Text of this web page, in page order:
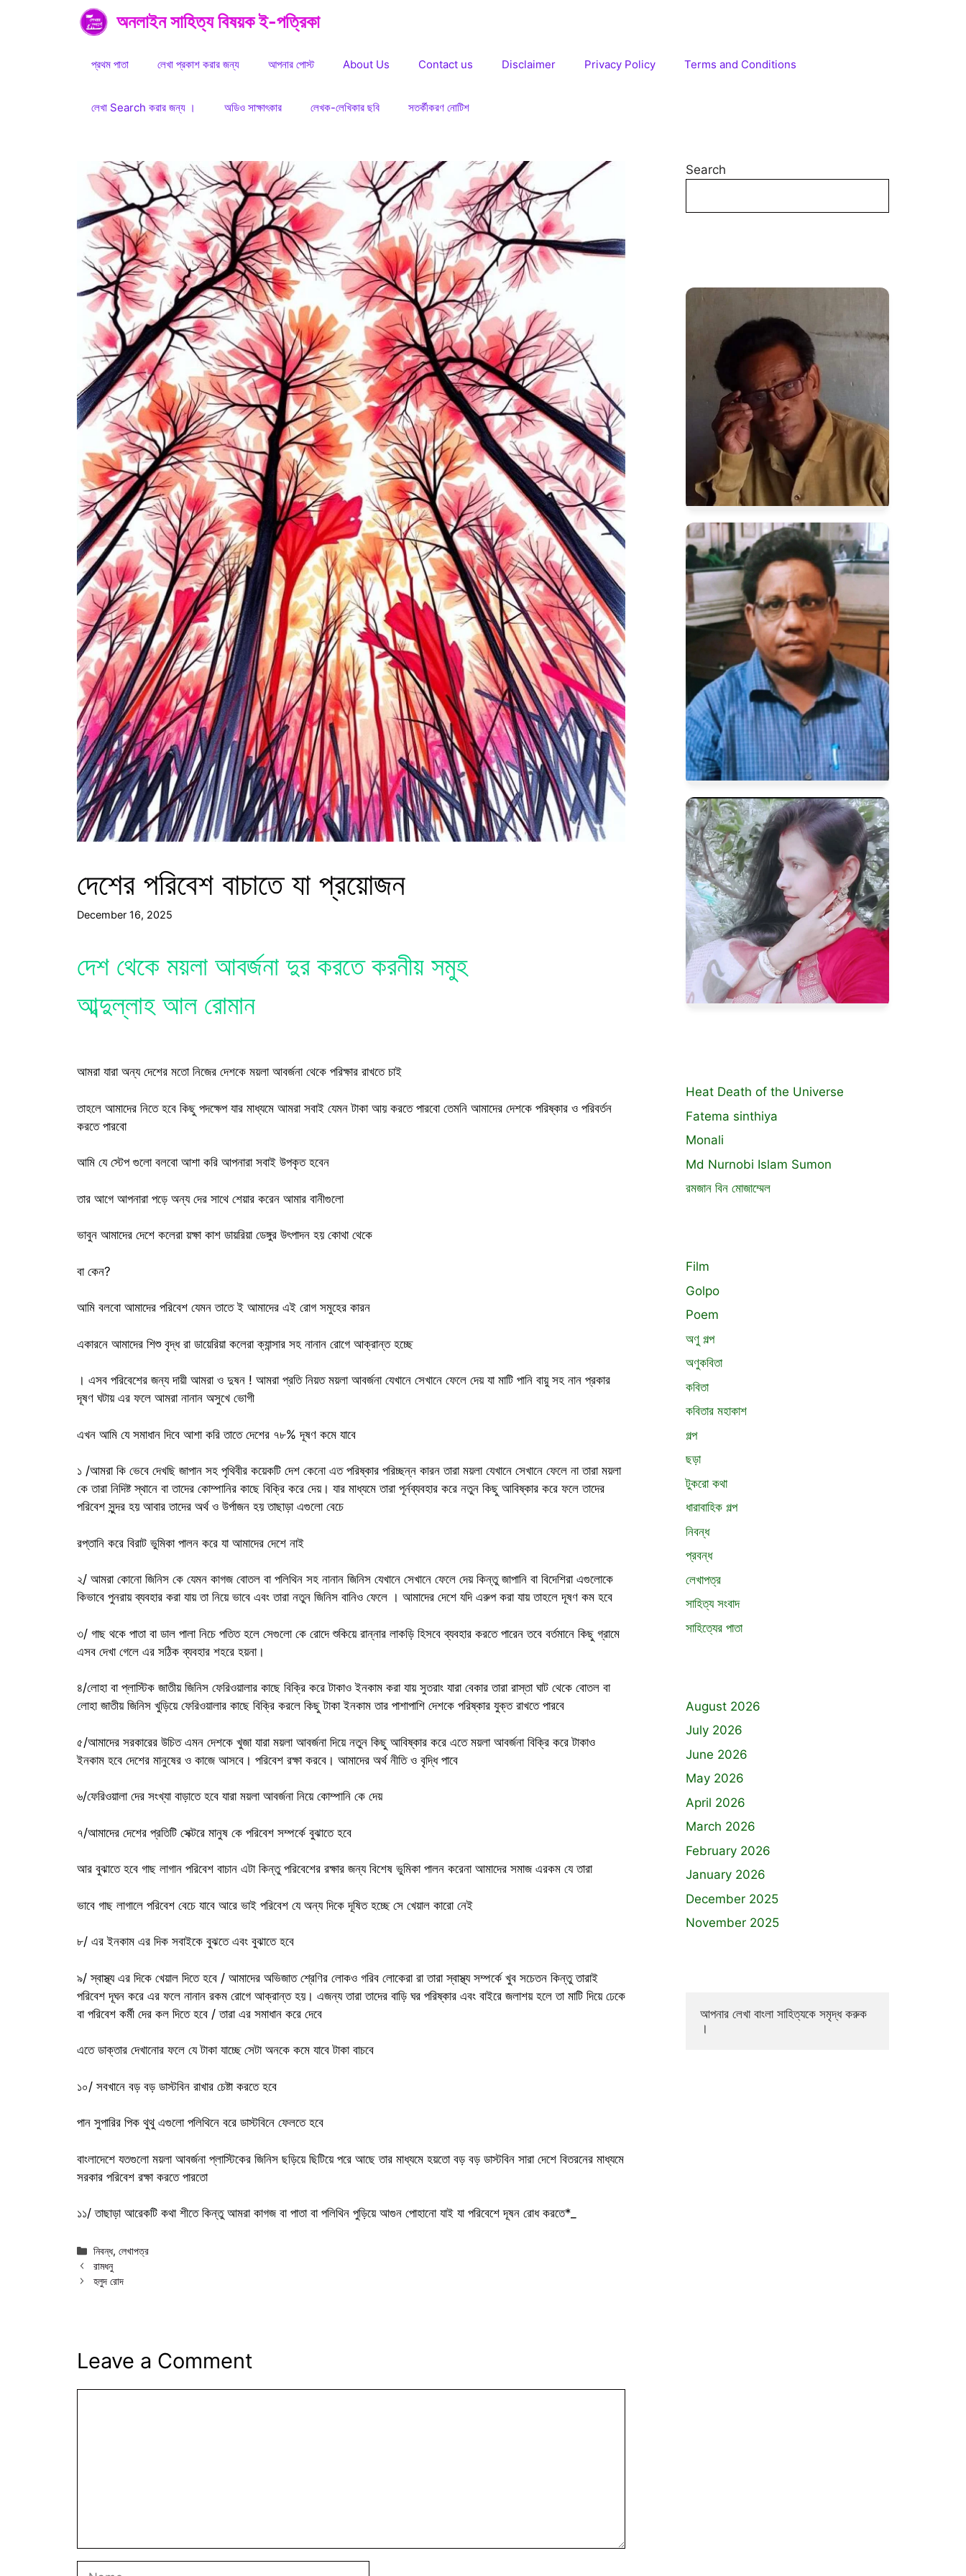
অনলাইন সাহিত্য বিষয়ক ই-পত্রিকা
প্রথম পাতা লেখা প্রকাশ করার জন্য আপনার পোস্ট About Us Contact us Disclaimer Privacy Policy Terms and Conditions
লেখা Search করার জন্য । অডিও সাক্ষাৎকার লেখক-লেখিকার ছবি সতর্কীকরণ নোটিশ
দেশের পরিবেশ বাচাতে যা প্রয়োজন
December 16, 2025
দেশ থেকে ময়লা আবর্জনা দুর করতে করনীয় সমুহ
আব্দুল্লাহ আল রোমান
আমরা যারা অন্য দেশের মতো নিজের দেশকে ময়লা আবর্জনা থেকে পরিক্ষার রাখতে চাই
তাহলে আমাদের নিতে হবে কিছু পদক্ষেপ যার মাধ্যমে আমরা সবাই যেমন টাকা আয় করতে পারবো তেমনি আমাদের দেশকে পরিষ্কার ও পরিবর্তন
করতে পারবো
আমি যে স্টেপ গুলো বলবো আশা করি আপনারা সবাই উপকৃত হবেন
তার আগে আপনারা পড়ে অন্য দের সাথে শেয়ার করেন আমার বানীগুলো
ভাবুন আমাদের দেশে কলেরা য়ক্ষা কাশ ডায়রিয়া ডেঙ্গুর উৎপাদন হয় কোথা থেকে
বা কেন?
আমি বলবো আমাদের পরিবেশ যেমন তাতে ই আমাদের এই রোগ সমুহের কারন
একারনে আমাদের শিশু বৃদ্ধ রা ডায়েরিয়া কলেরা ক্যান্সার সহ নানান রোগে আক্রান্ত হচ্ছে
। এসব পরিবেশের জন্য দায়ী আমরা ও দুষন ! আমরা প্রতি নিয়ত ময়লা আবর্জনা যেখানে সেখানে ফেলে দেয় যা মাটি পানি বায়ু সহ নান প্রকার
দূষণ ঘটায় এর ফলে আমরা নানান অসুখে ভোগী
এখন আমি যে সমাধান দিবে আশা করি তাতে দেশের ৭৮% দূষণ কমে যাবে
১ /আমরা কি ভেবে দেখছি জাপান সহ পৃথিবীর কয়েকটি দেশ কেনো এত পরিষ্কার পরিচ্ছন্ন কারন তারা ময়লা যেখানে সেখানে ফেলে না তারা ময়লা
কে তারা নিদিষ্ট স্থানে বা তাদের কোম্পানির কাছে বিক্রি করে দেয়। যার মাধ্যমে তারা পূর্নব্যবহার করে নতুন কিছু আবিষ্কার করে ফলে তাদের
পরিবেশ সুন্দর হয় আবার তাদের অর্থ ও উর্পাজন হয় তাছাড়া এগুলো বেচে
রপ্তানি করে বিরাট ভুমিকা পালন করে যা আমাদের দেশে নাই
২/ আমরা কোনো জিনিস কে যেমন কাগজ বোতল বা পলিথিন সহ নানান জিনিস যেখানে সেখানে ফেলে দেয় কিন্তু জাপানি বা বিদেশিরা এগুলোকে
কিভাবে পুনরায় ব্যবহার করা যায় তা নিয়ে ভাবে এবং তারা নতুন জিনিস বানিও ফেলে । আমাদের দেশে যদি এরুপ করা যায় তাহলে দূষণ কম হবে
৩/ গাছ থকে পাতা বা ডাল পালা নিচে পতিত হলে সেগুলো কে রোদে শুকিয়ে রান্নার লাকড়ি হিসবে ব্যবহার করতে পারেন তবে বর্তমানে কিছু গ্রামে
এসব দেখা গেলে এর সঠিক ব্যবহার শহরে হয়না।
৪/লোহা বা প্লাস্টিক জাতীয় জিনিস ফেরিওয়ালার কাছে বিক্রি করে টাকাও ইনকাম করা যায় সুতরাং যারা বেকার তারা রাস্তা ঘাট থেকে বোতল বা
লোহা জাতীয় জিনিস খুড়িয়ে ফেরিওয়ালার কাছে বিক্রি করলে কিছু টাকা ইনকাম তার পাশাপাশি দেশকে পরিষ্কার যুক্ত রাখতে পারবে
৫/আমাদের সরকারের উচিত এমন দেশকে খুজা যারা ময়লা আবর্জনা দিয়ে নতুন কিছু আবিষ্কার করে এতে ময়লা আবর্জনা বিক্রি করে টাকাও
ইনকাম হবে দেশের মানুষের ও কাজে আসবে। পরিবেশ রক্ষা করবে। আমাদের অর্থ নীতি ও বৃদ্ধি পাবে
৬/ফেরিওয়ালা দের সংখ্যা বাড়াতে হবে যারা ময়লা আবর্জনা নিয়ে কোম্পানি কে দেয়
৭/আমাদের দেশের প্রতিটি সেক্টরে মানুষ কে পরিবেশ সম্পর্কে বুঝাতে হবে
আর বুঝাতে হবে গাছ লাগান পরিবেশ বাচান এটা কিন্তু পরিবেশের রক্ষার জন্য বিশেষ ভুমিকা পালন করেনা আমাদের সমাজ এরকম যে তারা
ভাবে গাছ লাগালে পরিবেশ বেচে যাবে আরে ভাই পরিবেশ যে অন্য দিকে দূষিত হচ্ছে সে খেয়াল কারো নেই
৮/ এর ইনকাম এর দিক সবাইকে বুঝতে এবং বুঝাতে হবে
৯/ স্বাস্থ্য এর দিকে খেয়াল দিতে হবে / আমাদের অভিজাত শ্রেণির লোকও গরিব লোকেরা রা তারা স্বাস্থ্য সম্পর্কে খুব সচেতন কিন্তু তারাই
পরিবেশ দূঘন করে এর ফলে নানান রকম রোগে আক্রান্ত হয়। এজন্য তারা তাদের বাড়ি ঘর পরিষ্কার এবং বাইরে জলাশয় হলে তা মাটি দিয়ে ঢেকে
বা পরিবেশ কর্মী দের কল দিতে হবে / তারা এর সমাধান করে দেবে
এতে ডাক্তার দেখানোর ফলে যে টাকা যাচ্ছে সেটা অনকে কমে যাবে টাকা বাচবে
১০/ সবখানে বড় বড় ডাস্টবিন রাখার চেষ্টা করতে হবে
পান সুপারির পিক থুথু এগুলো পলিথিনে বরে ডাস্টবিনে ফেলতে হবে
বাংলাদেশে যতগুলো ময়লা আবর্জনা প্লাস্টিকের জিনিস ছড়িয়ে ছিটিয়ে পরে আছে তার মাধ্যমে হয়তো বড় বড় ডাস্টবিন সারা দেশে বিতরনের মাধ্যমে
সরকার পরিবেশ রক্ষা করতে পারতো
১১/ তাছাড়া আরেকটি কথা শীতে কিন্তু আমরা কাগজ বা পাতা বা পলিথিন পুড়িয়ে আগুন পোহানো যাই যা পরিবেশে দূষন রোধ করতে*_
Categories
নিবন্ধ,লেখাপত্র
রামধনু
হলুদ রোদ
Leave a Comment
Search
Heat Death of the Universe
Fatema sinthiya
Monali
Md Nurnobi Islam Sumon
রমজান বিন মোজাম্মেল
Film
Golpo
Poem
অণু গল্প
অণুকবিতা
কবিতা
কবিতার মহাকাশ
গল্প
ছড়া
টুকরো কথা
ধারাবাহিক গল্প
নিবন্ধ
প্রবন্ধ
লেখাপত্র
সাহিত্য সংবাদ
সাহিত্যের পাতা
August 2026
July 2026
June 2026
May 2026
April 2026
March 2026
February 2026
January 2026
December 2025
November 2025
আপনার লেখা বাংলা সাহিত্যকে সমৃদ্ধ করুক
।